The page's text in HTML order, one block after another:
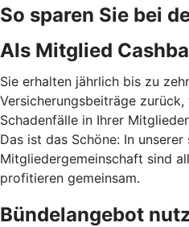
So sparen Sie bei
Als Mitglied
Sie erhalten jährlich bis zu
Versicherungsbeiträge
Schadenfälle in Ihrer
Das ist das Schöne: In unserer
Mitgliedergemeinschaft sind
profitieren gemeinsam.
Bündelangebot